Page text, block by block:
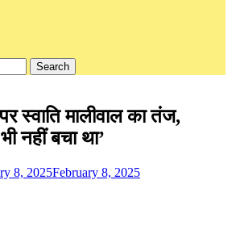
स्वाति मालीवाल का तंज,
नहीं बचा था’
8, 2025February 8, 2025